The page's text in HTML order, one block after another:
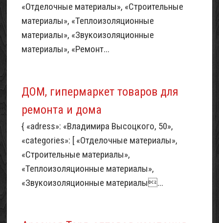
«Отделочные материалы», «Строительные
материалы», «Теплоизоляционные
материалы», «Звукоизоляционные
материалы», «Ремонт...
ДОМ, гипермаркет товаров для
ремонта и дома
{ «adress»: «Владимира Высоцкого, 50»,
«categories»: [ «Отделочные материалы»,
«Строительные материалы»,
«Теплоизоляционные материалы»,
«Звукоизоляционные материалы...